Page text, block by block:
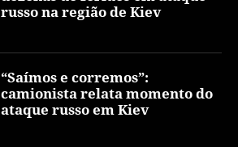
russo na região de Kiev
“Saímos e corremos”:
camionista relata momento do
ataque russo em Kiev